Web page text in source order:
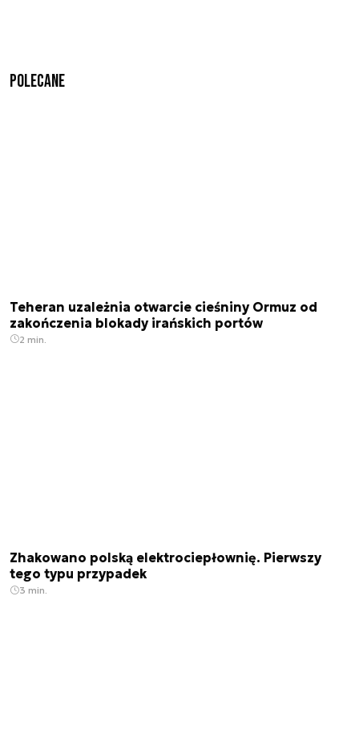
Polecane
Teheran uzależnia otwarcie cieśniny Ormuz od
zakończenia blokady irańskich portów
2 min.
Zhakowano polską elektrociepłownię. Pierwszy
tego typu przypadek
3 min.